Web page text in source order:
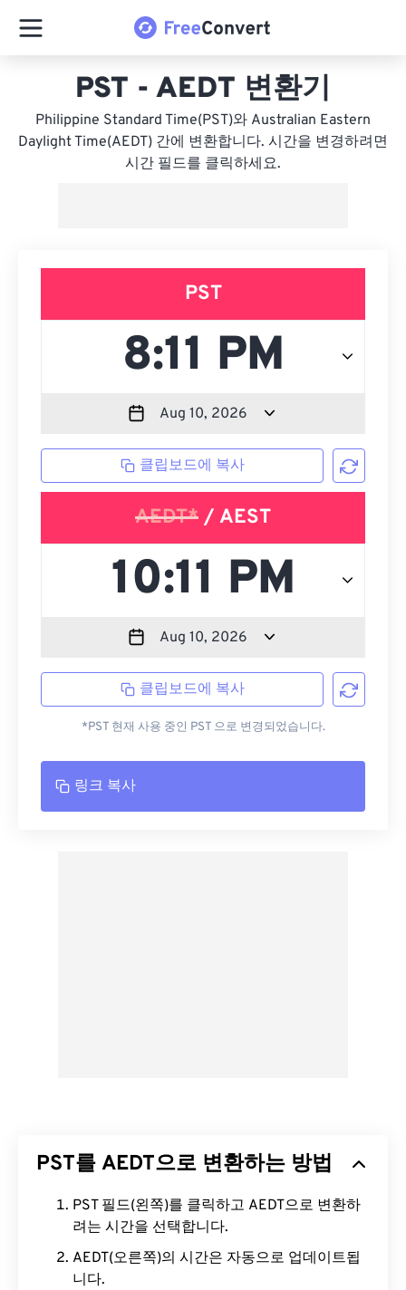
PST - AEDT 변환기
Philippine Standard Time(PST)와 Australian Eastern
Daylight Time(AEDT) 간에 변환합니다. 시간을 변경하려면
시간 필드를 클릭하세요.
PST
클립보드에 복사
AEDT* / AEST
클립보드에 복사
*PST 현재 사용 중인 PST 으로 변경되었습니다.
링크 복사
PST를 AEDT으로 변환하는 방법
PST 필드(왼쪽)를 클릭하고 AEDT으로 변환하
려는 시간을 선택합니다.
AEDT(오른쪽)의 시간은 자동으로 업데이트됩
니다.